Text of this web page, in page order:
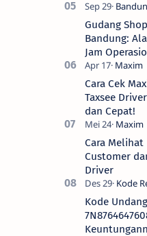
Gudang
Bandung:
Jam
Cara Cek
Taxsee
dan Cepat!
Cara Melihat
Customer
Driver
Kode